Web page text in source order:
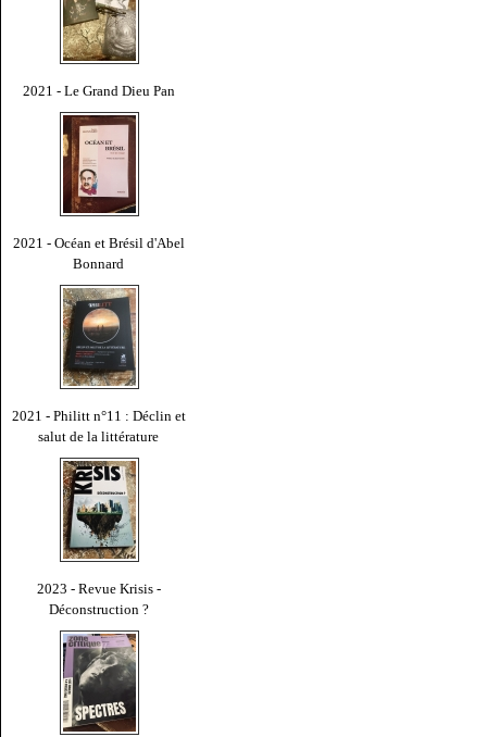
2021 - Le Grand Dieu Pan
2021 - Océan et Brésil d'Abel
Bonnard
2021 - Philitt n°11 : Déclin et
salut de la littérature
2023 - Revue Krisis -
Déconstruction ?